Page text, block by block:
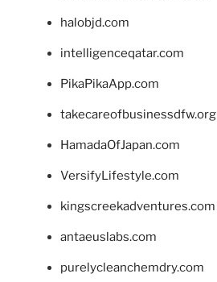
halobjd.com
intelligenceqatar.com
PikaPikaApp.com
takecareofbusinessdfw.org
HamadaOfJapan.com
VersifyLifestyle.com
kingscreekadventures.com
antaeuslabs.com
purelycleanchemdry.com